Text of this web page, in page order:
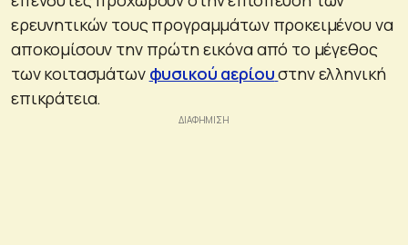
ερευνητικών τους προγραμμάτων προκειμένου να
αποκομίσουν την πρώτη εικόνα από το μέγεθος
των κοιτασμάτων φυσικού αερίουστην ελληνική
επικράτεια.